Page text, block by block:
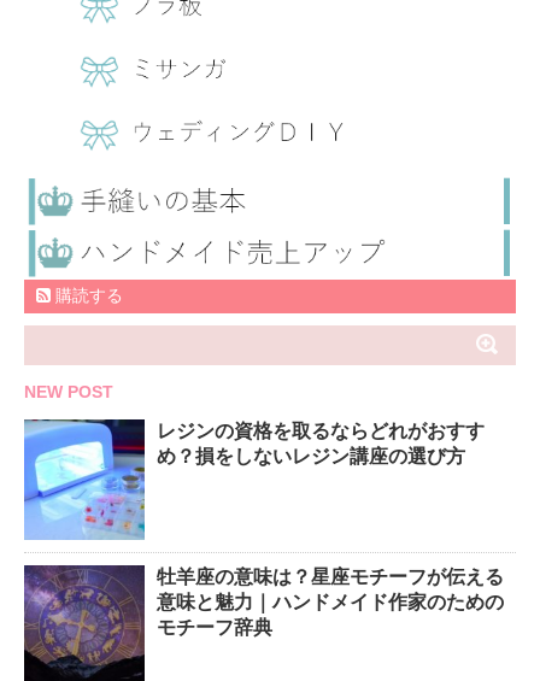
購読する
NEW POST
レジンの資格を取るならどれがおすす
め？損をしないレジン講座の選び方
牡羊座の意味は？星座モチーフが伝える
意味と魅力｜ハンドメイド作家のための
モチーフ辞典